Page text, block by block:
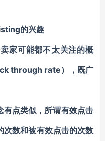
的兴趣
家可能都不太关注的概
through rate），既广
点类似，所谓有效点击
次数和被有效点击的次数